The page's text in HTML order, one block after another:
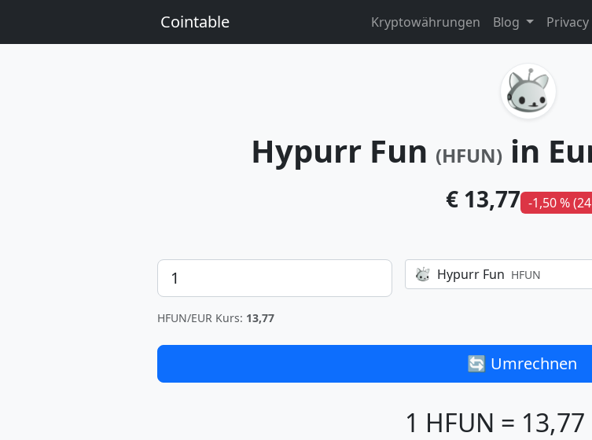
Cointable Kryptowährungen Blog
Hypurr Fun (HFUN) in
€ 13,77 -1,50 %
Betrag Hypurr Fun HFUN
HFUN/EUR Kurs: 13,77
🔄 Umrechnen
1 HFUN = 13,77